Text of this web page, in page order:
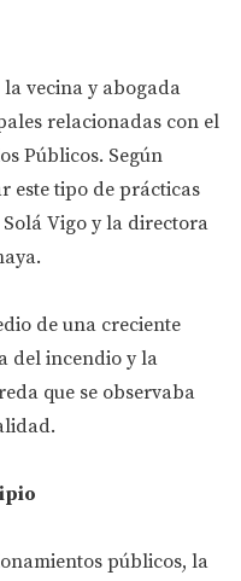
vecina y abogada
relacionadas con el
Públicos. Según
este tipo de prácticas
Vigo y la directora
de una creciente
del incendio y la
que se observaba
públicos, la